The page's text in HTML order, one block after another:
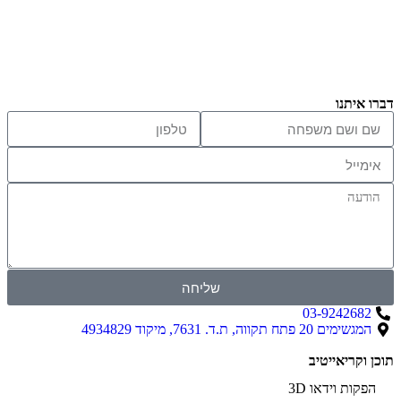
דברו איתנו
שליחה
03-9242682
המגשימים 20 פתח תקווה, ת.ד. 7631, מיקוד 4934829
תוכן וקריאייטיב ​
הפקות וידאו 3D